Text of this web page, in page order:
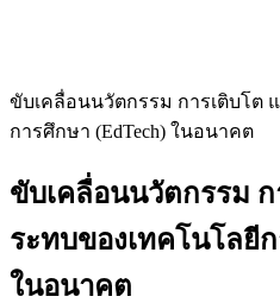
ขับเคลื่อนนวัตกรรม การเติบโต
การศึกษา (EdTech) ในอนาคต
ขับเคลื่อนนวัตกรรม
ระทบของเทคโนโลยี
ในอนาคต